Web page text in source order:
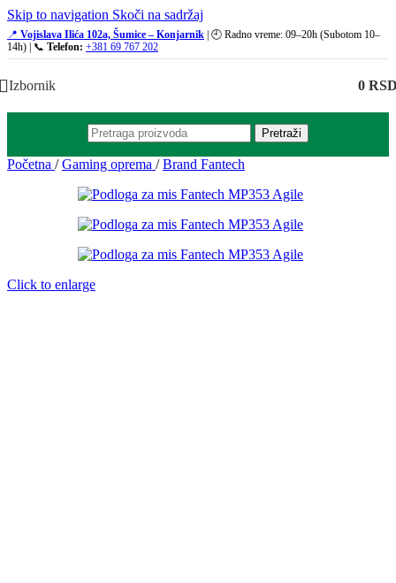
Skip to navigation Skoči na sadržaj
📍 Vojislava Ilića 102a, Šumice – Konjarnik | 🕘 Radno vreme: 09–20h (Subotom 10–
14h) | 📞 Telefon: +381 69 767 202
Izbornik 0
Pretraži
Početna / Gaming oprema / Brand Fantech
Click to enlarge